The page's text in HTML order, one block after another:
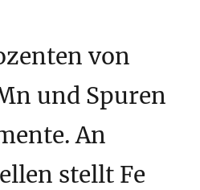
von
und Spuren
An
stellt Fe